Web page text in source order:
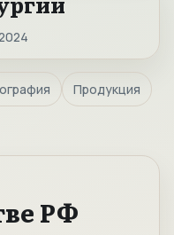
Продукция
РФ